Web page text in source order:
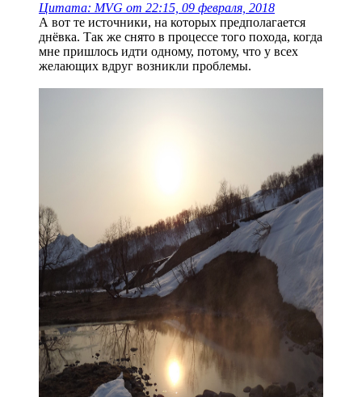
Цитата: MVG от 22:15, 09 февраля, 2018
А вот те источники, на которых предполагается
днёвка. Так же снято в процессе того похода, когда
мне пришлось идти одному, потому, что у всех
желающих вдруг возникли проблемы.